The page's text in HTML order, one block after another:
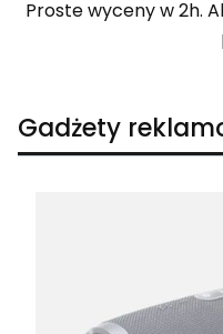
Proste wyceny w 2h.
Gadżety